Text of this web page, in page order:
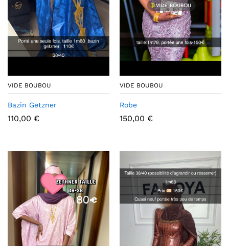
VIDE BOUBOU
Bazin Getzner
110,00 €
VIDE BOUBOU
Robe
150,00 €